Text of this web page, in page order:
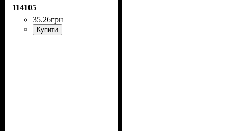
114105
35.26грн
Купити